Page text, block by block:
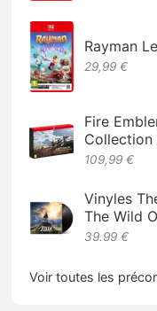
Rayman
29,99 €
Fire
Collection
109,99 €
Vinyles
The Wild
39.99 €
Voir toutes les